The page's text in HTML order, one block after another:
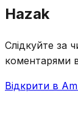
Hazak
Слідкуйте за
коментарями
Відкрити в